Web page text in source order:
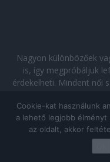
Nagyon különbözőek
is, így megpróbáljuk
érdekelheti. Mindent női
© Copyright 2026 -
Cookie-kat használunk
a lehető legjobb élményt
az oldalt, akkor